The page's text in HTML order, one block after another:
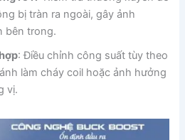
bị tràn ra ngoài, gây ảnh
bên trong.
: Điều chỉnh công suất tùy theo
làm cháy coil hoặc ảnh hưởng
vị.